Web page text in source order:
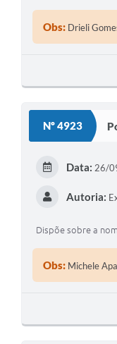
Obs: Drieli
Nº 4923
Data: 26/
Autoria:
Dispõe sobre a
Obs: Michele